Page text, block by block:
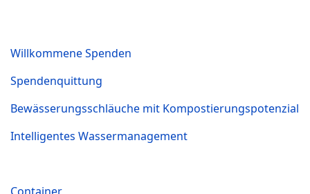
Willkommene Spenden
Spendenquittung
Bewässerungsschläuche mit Kompostierungspotenzial
Intelligentes Wassermanagement